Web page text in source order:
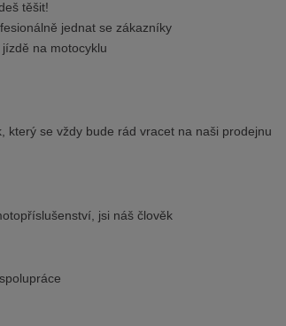
těšit!
jednat se zákazníky
na motocyklu
se vždy bude rád vracet na naši prodejnu
jsi náš člověk